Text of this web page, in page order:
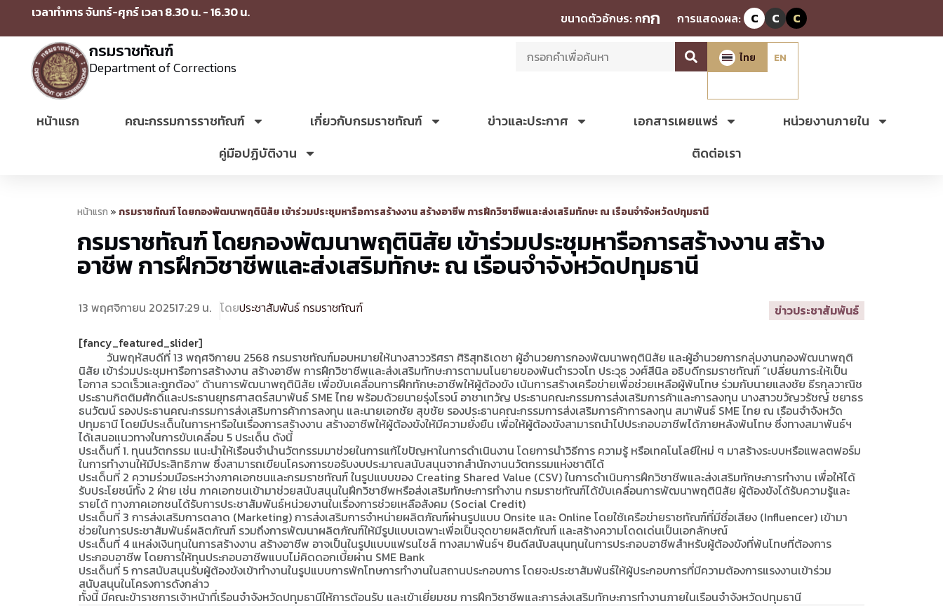
เวลาทำการ จันทร์-ศุกร์ เวลา 8.30 น. - 16.30 น. ขนาดตัวอักษร:กกก การแสดงผล: C C C
กรมราชทัณฑ์
Department of Corrections
ไทย EN
หน้าแรก คณะกรรมการราชทัณฑ์ เกี่ยวกับกรมราชทัณฑ์ ข่าวและประกาศ เอกสารเผยแพร่
หน่วยงานภายใน
คู่มือปฏิบัติงาน
ติดต่อเรา
หน้าแรก » กรมราชทัณฑ์ โดยกองพัฒนาพฤตินิสัย เข้าร่วมประชุมหารือการสร้างงาน สร้างอาชีพ การฝึกวิชาชีพและส่งเสริมทักษะ ณ เรือนจำจังหวัดปทุมธานี
กรมราชทัณฑ์ โดยกองพัฒนาพฤตินิสัย เข้าร่วมประชุมหารือการสร้างงาน สร้าง
อาชีพ การฝึกวิชาชีพและส่งเสริมทักษะ ณ เรือนจำจังหวัดปทุมธานี
13 พฤศจิกายน 202517:29 น. โดยประชาสัมพันธ์ กรมราชทัณฑ์
ข่าวประชาสัมพันธ์
[fancy_featured_slider]
วันพฤหัสบดีที่ 13 พฤศจิกายน 2568 กรมราชทัณฑ์มอบหมายให้นางสาววริศรา ศิริสุทธิเดชา ผู้อำนวยการกองพัฒนาพฤตินิสัย และผู้อำนวยการกลุ่มงานกองพัฒนาพฤติ
นิสัย เข้าร่วมประชุมหารือการสร้างงาน สร้างอาชีพ การฝึกวิชาชีพและส่งเสริมทักษะการตามนโนยายของพันตำรวจโท ประวุธ วงศ์สีนิล อธิบดีกรมราชทัณฑ์ “เปลี่ยนภาระให้เป็น
โอกาส รวดเร็วและถูกต้อง” ด้านการพัฒนาพฤตินิสัย เพื่อขับเคลื่อนการฝึกทักษะอาชีพให้ผู้ต้องขัง เน้นการสร้างเครือข่ายเพื่อช่วยเหลือผู้พ้นโทษ ร่วมกับนายแสงชัย ธีรกุลวาณิช
ประธานกิตติมศักดิ์และประธานยุทธศาสตร์สมาพันธ์ SME ไทย พร้อมด้วยนายรุ่งโรจน์ อาชาเทวัญ ประธานคณะกรรมการส่งเสริมการค้าและการลงทุน นางสาวขวัญวรัชญ์ ชยาธร
ธนวัฒน์ รองประธานคณะกรรมการส่งเสริมการค้าการลงทุน และนายเอกชัย สุขชัย รองประธานคณะกรรมการส่งเสริมการค้าการลงทุน สมาพันธ์ SME ไทย ณ เรือนจำจังหวัด
ปทุมธานี โดยมีประเด็นในการหารือในเรื่องการสร้างงาน สร้างอาชีพให้ผู้ต้องขังให้มีความยั่งยืน เพื่อให้ผู้ต้องขังสามารถนำไปประกอบอาชีพได้ภายหลังพ้นโทษ ซึ่งทางสมาพันธ์ฯ
ได้เสนอแนวทางในการขับเคลื่อน 5 ประเด็น ดังนี้
ประเด็นที่ 1. ทุนนวัตกรรม แนะนำให้เรือนจำนำนวัตกรรมมาช่วยในการแก้ไขปัญหาในการดำเนินงาน โดยการนำวิธีการ ความรู้ หรือเทคโนโลยีใหม่ ๆ มาสร้างระบบหรือแพลตฟอร์ม
ในการทำงานให้มีประสิทธิภาพ ซึ่งสามารถเขียนโครงการขอรับงบประมาณสนับสนุนจากสำนักงานนวัตกรรมแห่งชาติได้
ประเด็นที่ 2 ความร่วมมือระหว่างภาคเอกชนและกรมราชทัณฑ์ ในรูปแบบของ Creating Shared Value (CSV) ในการดำเนินการฝึกวิชาชีพและส่งเสริมทักษะการทำงาน เพื่อให้ได้
รับประโยชน์ทั้ง 2 ฝ่าย เช่น ภาคเอกชนเข้ามาช่วยสนับสนุนในฝึกวิชาชีพหรือส่งเสริมทักษะการทำงาน กรมราชทัณฑ์ได้ขับเคลื่อนการพัฒนาพฤตินิสัย ผู้ต้องขังได้รับความรู้และ
รายได้ ทางภาคเอกชนได้รับการประชาสัมพันธ์หน่วยงานในเรื่องการช่วยเหลือสังคม (Social Credit)
ประเด็นที่ 3 การส่งเสริมการตลาด (Marketing) การส่งเสริมการจำหน่ายผลิตภัณฑ์ผ่านรูปแบบ Onsite และ Online โดยใช้เครือข่ายราชทัณฑ์ที่มีชื่อเสียง (Influencer) เข้ามา
ช่วยในการประชาสัมพันธ์ผลิตภัณฑ์ รวมถึงการพัฒนาผลิตภัณฑ์ให้มีรูปแบบเฉพาะเพื่อเป็นจุดขายผลิตภัณฑ์ และสร้างความโดดเด่นเป็นเอกลักษณ์
ประเด็นที่ 4 แหล่งเงินทุนในการสร้างงาน สร้างอาชีพ อาจเป็นในรูปแบบแฟรนไชส์ ทางสมาพันธ์ฯ ยินดีสนับสนุนทุนในการประกอบอาชีพสำหรับผู้ต้องขังที่พ้นโทษที่ต้องการ
ประกอบอาชีพ โดยการให้ทุนประกอบอาชีพแบบไม่คิดดอกเบี้ยผ่าน SME Bank
ประเด็นที่ 5 การสนับสนุนรับผู้ต้องขังเข้าทำงานในรูปแบบการพักโทษการทำงานในสถานประกอบการ โดยจะประชาสัมพันธ์ให้ผู้ประกอบการที่มีความต้องการแรงงานเข้าร่วม
สนับสนุนในโครงการดังกล่าว
ทั้งนี้ มีคณะข้าราชการเจ้าหน้าที่เรือนจำจังหวัดปทุมธานีให้การต้อนรับ และเข้าเยี่ยมชม การฝึกวิชาชีพและการส่งเสริมทักษะการทำงานภายในเรือนจำจังหวัดปทุมธานี